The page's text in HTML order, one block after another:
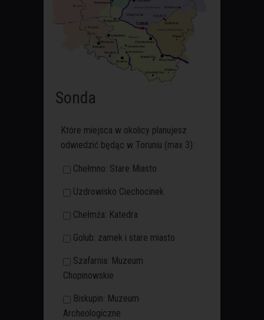
Sonda
Które miejsca w okolicy planujesz
odwiedzić będąc w Toruniu (max 3):
Chełmno: Stare Miasto
Uzdrowisko Ciechocinek
Chełmża: Katedra
Golub: zamek i stare miasto
Szafarnia: Muzeum
Chopinowskie
Biskupin: Muzeum
Archeologiczne